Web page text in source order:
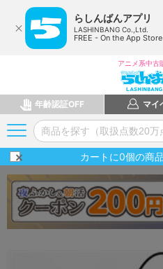
らしんばんアプリ
LASHINBANG Co.,Ltd.
FREE - On the App Store
アニメ系中古
年齢認証OFF マイ
カートに0個の商